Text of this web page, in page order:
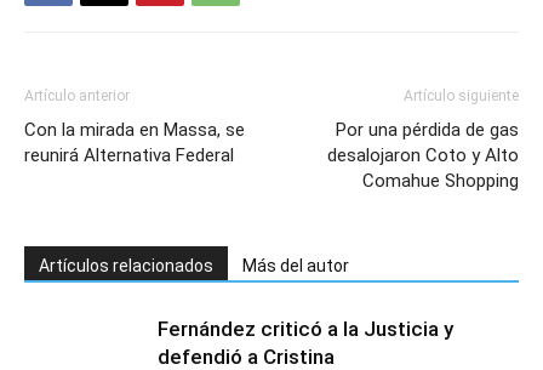
Artículo anterior
Con la mirada en Massa, se
reunirá Alternativa Federal
Artículo siguiente
Por una pérdida de gas
desalojaron Coto y Alto
Comahue Shopping
Artículos relacionados Más del autor
Fernández criticó a la Justicia y
defendió a Cristina